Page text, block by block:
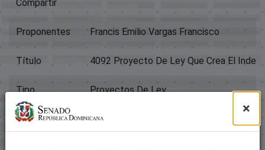
Compartir
Proponentes Francis Emilio Vargas Francisco
Título 4092 Proyecto De Ley Que Crea El
Tipo Proyectos De Ley
Archivos
×